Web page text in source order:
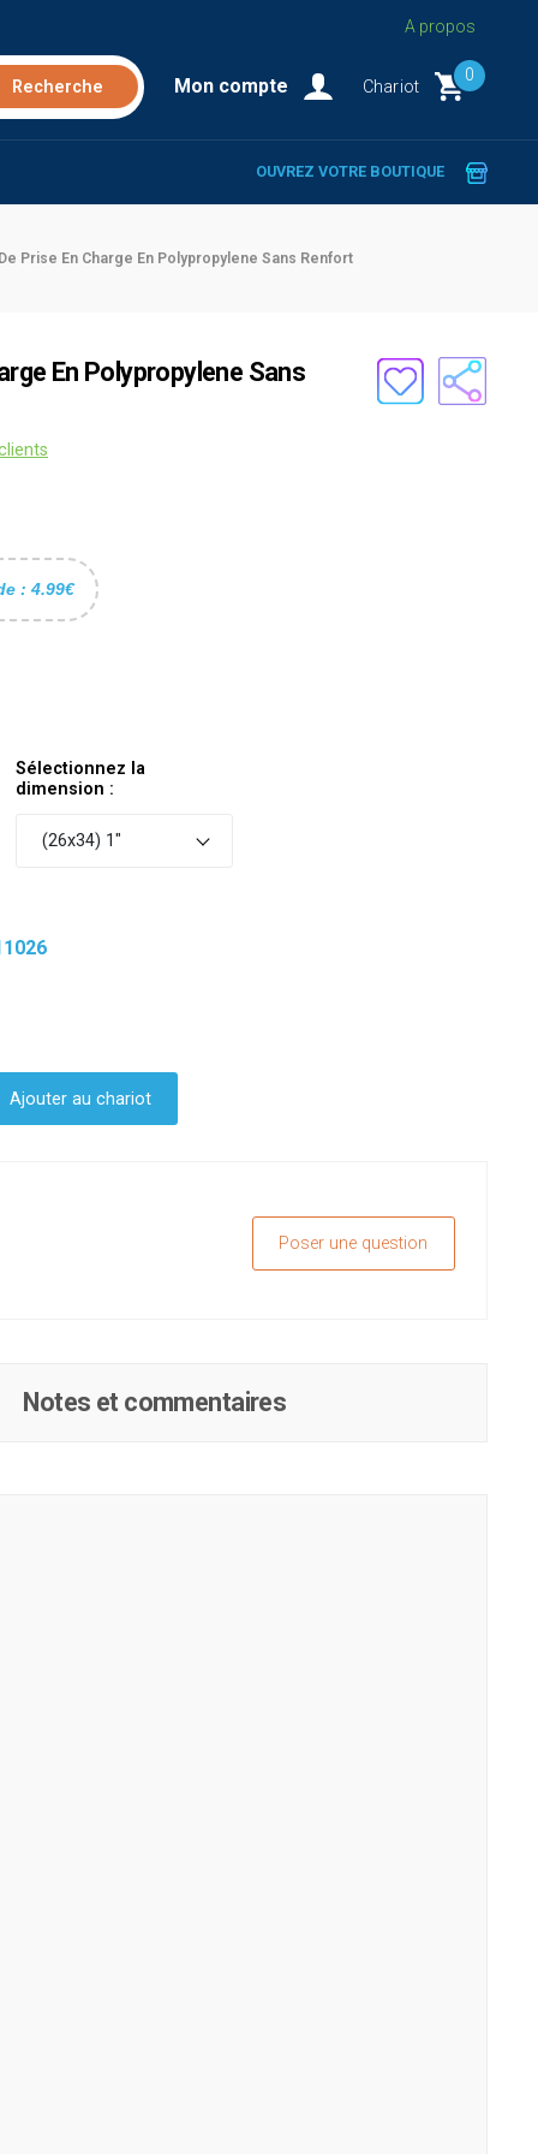
A propos
Mon compte Chariot
0
OUVREZ VOTRE BOUTIQUE
Prise En Charge En Polypropylene Sans Renfort
En Polypropylene Sans
: 4.99€
Sélectionnez la
dimension :
(26x34) 1"
Ajouter au chariot
Poser une question
Notes et commentaires